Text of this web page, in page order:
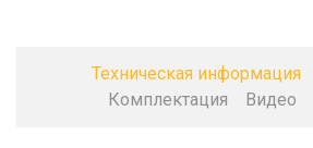
Техническая информация
Комплектация
Видео